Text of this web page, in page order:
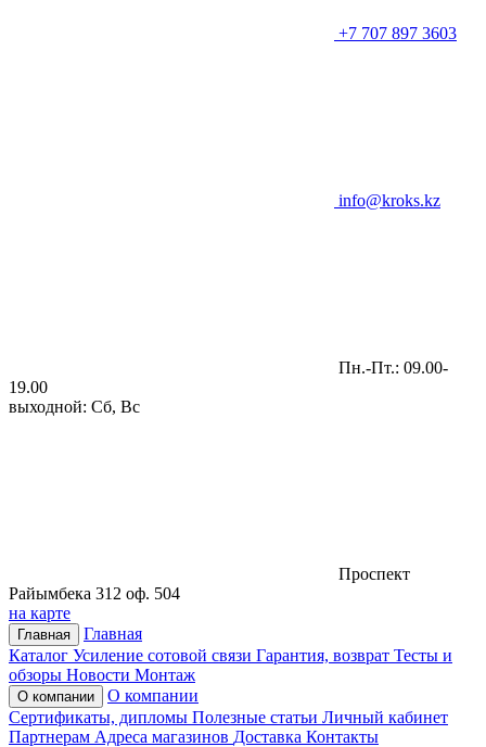
+7 707 897 3603
info@kroks.kz
Пн.-Пт.: 09.00-
19.00
выходной: Сб, Вс
Проспект
Райымбека 312 оф. 504
на карте
Главная
Главная
Каталог Усиление сотовой связи Гарантия, возврат Тесты и
обзоры Новости Монтаж
О компании
О компании
Сертификаты, дипломы Полезные статьи Личный кабинет
Партнерам Адреса магазинов Доставка Контакты